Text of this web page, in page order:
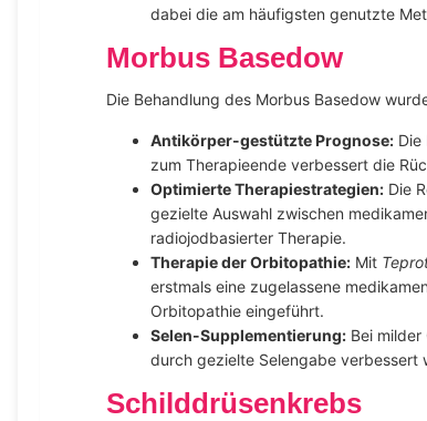
dabei die am häufigsten genutzte
Morbus Basedow
Die Behandlung des Morbus Basedow
Antikörper-gestützte Prognose:Die
zum Therapieende verbessert die
Optimierte Therapiestrategien:Die
gezielte Auswahl zwischen
radiojodbasierter Therapie.
Therapie der Orbitopathie:Mit
erstmals eine zugelassene
Orbitopathie eingeführt.
Selen-Supplementierung:Bei milder
durch gezielte Selengabe verbessert
Schilddrüsenkrebs